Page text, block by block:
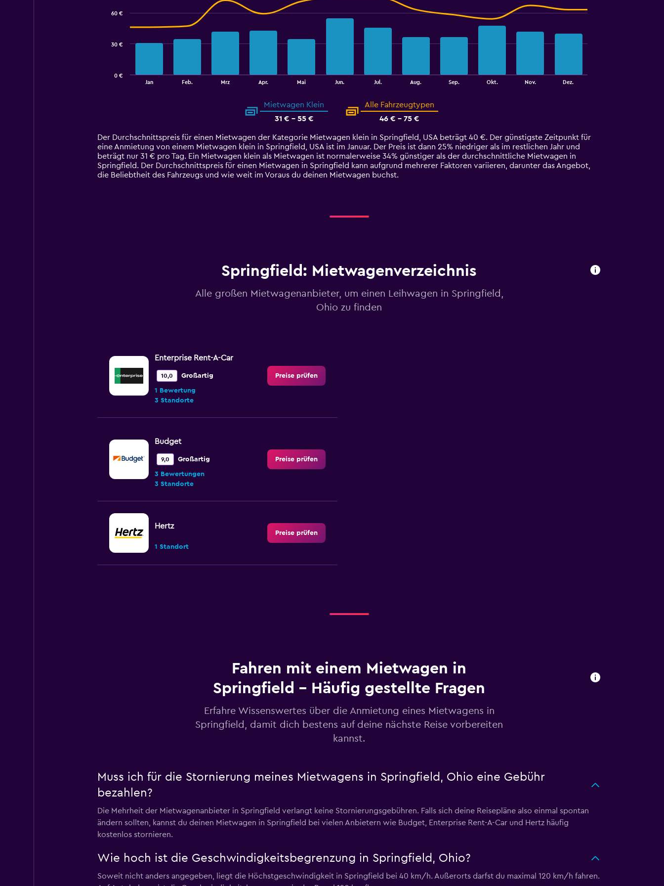
14
categories.
The
chart
has
Jan Feb. Mrz Apr. Mai Jun. Jul. Aug. Sep. Okt. Nov. Dez.
0 €
30 €
60 €
End
Mietwagen Klein
31 € - 55 €
Alle Fahrzeugtypen
46 € - 75 €
Der Durchschnittspreis für einen Mietwagen der Kategorie Mietwagen klein in Springfield, USA beträgt 40 €. Der günstigste Zeitpunkt für
eine Anmietung von einem Mietwagen klein in Springfield, USA ist im Januar. Der Preis ist dann 25% niedriger als im restlichen Jahr und
beträgt nur 31 € pro Tag. Ein Mietwagen klein als Mietwagen ist normalerweise 34% günstiger als der durchschnittliche Mietwagen in
Springfield. Der Durchschnittspreis für einen Mietwagen in Springfield kann aufgrund mehrerer Faktoren variieren, darunter das Angebot,
die Beliebtheit des Fahrzeugs und wie weit im Voraus du deinen Mietwagen buchst.
Springfield: Mietwagenverzeichnis
Alle großen Mietwagenanbieter, um einen Leihwagen in Springfield,
Ohio zu finden
Enterprise Rent-A-Car
10,0 Großartig
1 Bewertung
3 Standorte
Preise prüfen
Budget
9,0 Großartig
3 Bewertungen
3 Standorte
Preise prüfen
Hertz
1 Standort
Preise prüfen
Fahren mit einem Mietwagen in
Springfield – Häufig gestellte Fragen
Erfahre Wissenswertes über die Anmietung eines Mietwagens in
Springfield, damit dich bestens auf deine nächste Reise vorbereiten
kannst.
Muss ich für die Stornierung meines Mietwagens in Springfield, Ohio eine Gebühr
bezahlen?
Die Mehrheit der Mietwagenanbieter in Springfield verlangt keine Stornierungsgebühren. Falls sich deine Reisepläne also einmal spontan
ändern sollten, kannst du deinen Mietwagen in Springfield bei vielen Anbietern wie Budget, Enterprise Rent-A-Car und Hertz häufig
kostenlos stornieren.
Wie hoch ist die Geschwindigkeitsbegrenzung in Springfield, Ohio?
Soweit nicht anders angegeben, liegt die Höchstgeschwindigkeit in Springfield bei 40 km/h. Außerorts darfst du maximal 120 km/h fahren.